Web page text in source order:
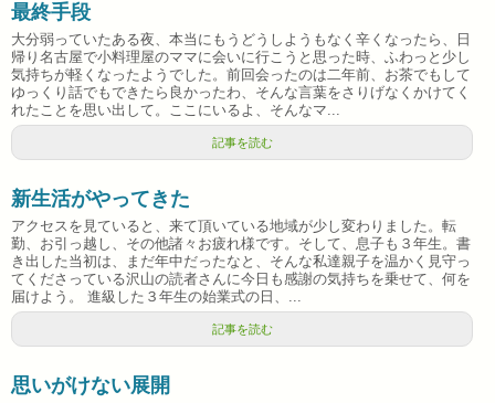
最終手段
大分弱っていたある夜、本当にもうどうしようもなく辛くなったら、日
帰り名古屋で小料理屋のママに会いに行こうと思った時、ふわっと少し
気持ちが軽くなったようでした。前回会ったのは二年前、お茶でもして
ゆっくり話でもできたら良かったわ、そんな言葉をさりげなくかけてく
れたことを思い出して。ここにいるよ、そんなマ...
記事を読む
新生活がやってきた
アクセスを見ていると、来て頂いている地域が少し変わりました。転
勤、お引っ越し、その他諸々お疲れ様です。そして、息子も３年生。書
き出した当初は、まだ年中だったなと、そんな私達親子を温かく見守っ
てくださっている沢山の読者さんに今日も感謝の気持ちを乗せて、何を
届けよう。 進級した３年生の始業式の日、...
記事を読む
思いがけない展開